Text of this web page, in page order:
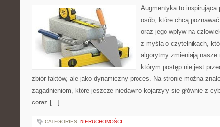
Augmentyka to inspirująca
osób, które chcą
oraz jego wpływ na
z myślą o czytelnikach,
algorytmy zmieniają
którym postęp nie jest
zbiór faktów, ale jako dynamiczny proces. Na stronie można
zagadnieniom, które jeszcze niedawno kojarzyły się głównie z
coraz […]
CATEGORIES: NIERUCHOMOŚCI